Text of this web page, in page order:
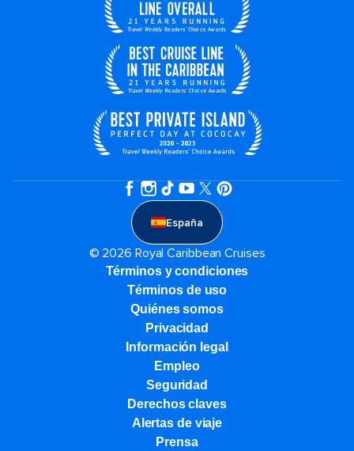
España
© 2026 Royal Caribbean Cruises
Términos y condiciones
Términos de uso
Quiénes somos
Privacidad
Información legal
Empleo
Seguridad
Derechos claves
Alertas de viaje
Prensa